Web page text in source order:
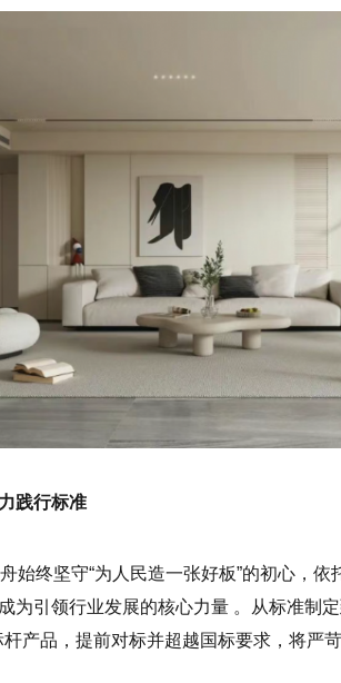
践行标准
始终坚守“为人民造一张好板”的初心，
为引领行业发展的核心力量 。从标准制
产品，提前对标并超越国标要求，将严